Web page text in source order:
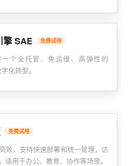
擎 SAE 免费试用
一个全托管、免运维、高弹性的
化转型。
免费试用
效，支持快速部署和统一管理，访
适用于办公、教育、协作等场景。